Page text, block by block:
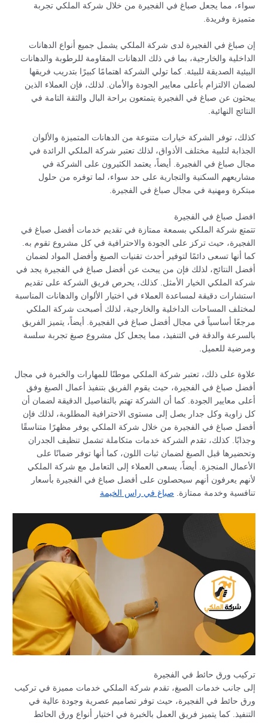
سواء، مما يجعل صباغ في الفجيرة من خلال شركة الملكي تجربة
متميزة وفريدة.
إن صباغ في الفجيرة لدى شركة الملكي يشمل جميع أنواع الدهانات
الداخلية والخارجية، بما في ذلك الدهانات المقاومة للرطوبة والدهانات
البيئية الصديقة للبيئة. كما تولي الشركة اهتمامًا كبيرًا بتدريب فريقها
لضمان الالتزام بأعلى معايير الجودة والأمان. لذلك، فإن العملاء الذين
يبحثون عن صباغ في الفجيرة يتمتعون براحة البال والثقة التامة في
النتائج النهائية.
كذلك، توفر الشركة خيارات متنوعة من الدهانات المتميزة والألوان
الجذابة لتلبية مختلف الأذواق، لذلك تعتبر شركة الملكي الرائدة في
مجال صباغ في الفجيرة. أيضاً، يعتمد الكثيرون على الشركة في
مشاريعهم السكنية والتجارية على حد سواء، لما توفره من حلول
مبتكرة ومهنية في مجال صباغ في الفجيرة.
افضل صباغ في الفجيرة
تتمتع شركة الملكي بسمعة ممتازة في تقديم خدمات أفضل صباغ في
الفجيرة، حيث تركز على الجودة والاحترافية في كل مشروع تقوم به.
كما أنها تسعى دائمًا لتوفير أحدث تقنيات الصبغ وأفضل المواد لضمان
أفضل النتائج، لذلك فإن من يبحث عن أفضل صباغ في الفجيرة يجد في
شركة الملكي الخيار الأمثل. كذلك، يحرص فريق الشركة على تقديم
استشارات دقيقة لمساعدة العملاء في اختيار الألوان والدهانات المناسبة
لمختلف المساحات الداخلية والخارجية، لذلك أصبحت شركة الملكي
مرجعًا أساسياً في مجال أفضل صباغ في الفجيرة. أيضاً، يتميز الفريق
بالسرعة والدقة في التنفيذ، مما يجعل كل مشروع صبغ تجربة سلسة
ومرضية للعميل.
علاوة على ذلك، تعتبر شركة الملكي موطنًا للمهارات والخبرة في مجال
أفضل صباغ في الفجيرة، حيث يقوم الفريق بتنفيذ أعمال الصبغ وفق
أعلى معايير الجودة. كما أن الشركة تهتم بالتفاصيل الدقيقة لضمان أن
كل زاوية وكل جدار يصل إلى مستوى الاحترافية المطلوبة، لذلك فإن
أفضل صباغ في الفجيرة من خلال شركة الملكي يوفر مظهرًا متناسقًا
وجذابًا. كذلك، تقدم الشركة خدمات متكاملة تشمل تنظيف الجدران
وتحضيرها قبل الصبغ لضمان ثبات اللون، كما أنها توفر ضمانًا على
الأعمال المنجزة. أيضاً، يسعى العملاء إلى التعامل مع شركة الملكي
لأنهم يعرفون أنهم سيحصلون على أفضل صباغ في الفجيرة بأسعار
تنافسية وخدمة ممتازة. صباغ في راس الخيمة
تركيب ورق حائط في الفجيرة
إلى جانب خدمات الصبغ، تقدم شركة الملكي خدمات مميزة في تركيب
ورق حائط في الفجيرة، حيث توفر تصاميم عصرية وجودة عالية في
التنفيذ. كما يتميز فريق العمل بالخبرة في اختيار أنواع ورق الحائط